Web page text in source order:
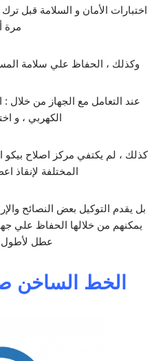
اختبارات الأمان و السلامة قبل
مرة
وكذلك ، الحفاظ علي سلامة
عند التعامل مع الجهاز من خلال :
الكهربي ، و
كذلك ، لم يكتفي مركز اصلاح بيكو
المختلفة لإنقاذ
بل يقدم التوكيل بعض النصائح
يمكنهم من خلالها الحفاظ علي
عطل لأطول
الخط الساخن